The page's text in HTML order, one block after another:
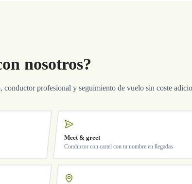
nosotros?
profesional y seguimiento de vuelo sin coste
Meet & greet
Conductor con cartel con tu nombre en llegadas